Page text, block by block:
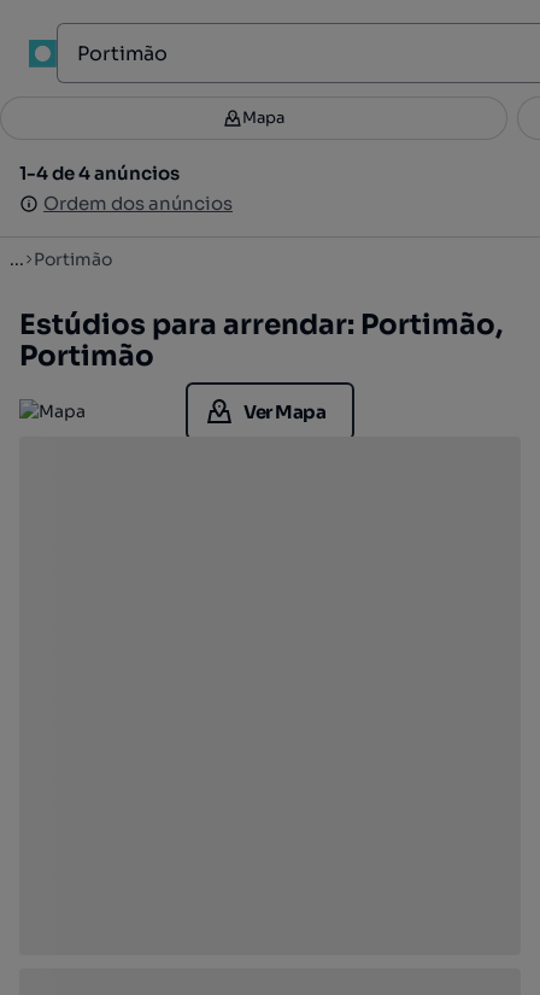
Filtros 3
1-4 de 4 anúncios
Ordem dos anúncios
Mapa
1-4 de 4 anúncios
Ordem dos anúncios
... Portimão
Estúdios para arrendar: Portimão,
Portimão
Ver Mapa